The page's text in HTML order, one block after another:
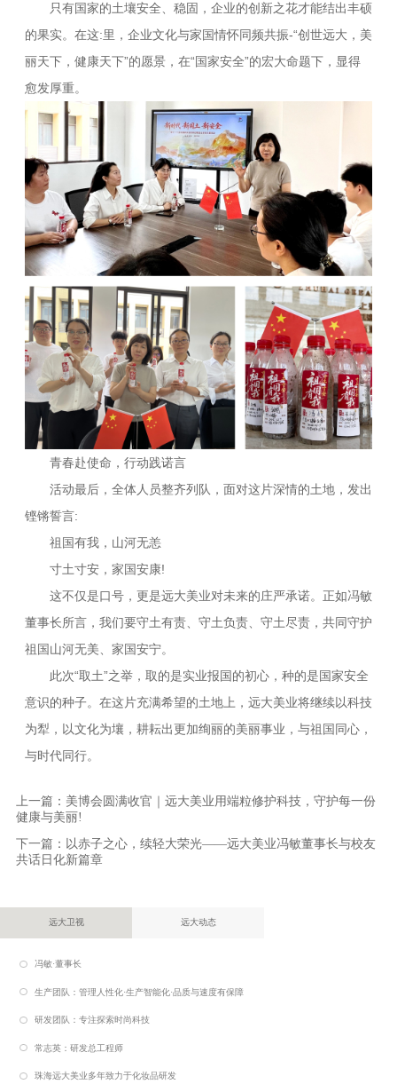
只有国家的土壤安全、稳固，企业的创新之花才能结出丰硕
的果实。在这:里，企业文化与家国情怀同频共振-“创世远大，美
丽天下，健康天下”的愿景，在“国家安全”的宏大命题下，显得
愈发厚重。
青春赴使命，行动践诺言
活动最后，全体人员整齐列队，面对这片深情的土地，发出
铿锵誓言:
祖国有我，山河无恙
寸土寸安，家国安康!
这不仅是口号，更是远大美业对未来的庄严承诺。正如冯敏
董事长所言，我们要守土有责、守土负责、守土尽责，共同守护
祖国山河无美、家国安宁。
此次“取土”之举，取的是实业报国的初心，种的是国家安全
意识的种子。在这片充满希望的土地上，远大美业将继续以科技
为犁，以文化为壤，耕耘出更加绚丽的美丽事业，与祖国同心，
与时代同行。
上一篇： 美博会圆满收官｜远大美业用端粒修护科技，守护每一份
健康与美丽!
下一篇： 以赤子之心，续轻大荣光——远大美业冯敏董事长与校友
共话日化新篇章
远大卫视 远大动态
冯敏·董事长
生产团队：管理人性化·生产智能化·品质与速度有保障
研发团队：专注探索时尚科技
常志英：研发总工程师
珠海远大美业多年致力于化妆品研发